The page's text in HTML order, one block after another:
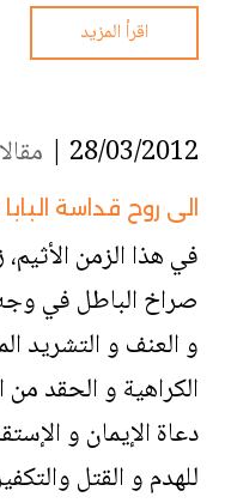
اقرأ المزيد
28/03/2012 |
الى روح قداسة
في هذا الزمن
صراخ الباطل في وجه
و العنف و التشريد
الكراهية و الحقد
دعاة الإيمان و
للهدم و القتل